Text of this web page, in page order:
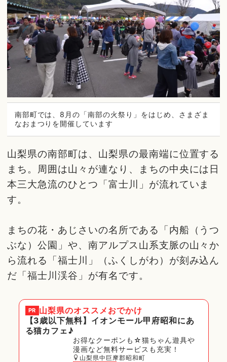
南部町では、8月の「南部の火祭り」をはじめ、さまざま
なおまつりを開催しています
山梨県の南部町は、山梨県の最南端に位置する
まち。周囲は山々が連なり、まちの中央には日
本三大急流のひとつ「富士川」が流れていま
す。
まちの花・あじさいの名所である「内船（うつ
ぶな）公園」や、南アルプス山系支脈の山々か
ら流れる「福士川」（ふくしがわ）が刻み込ん
だ「福士川渓谷」が有名です。
PR 山梨県のオススメおでかけ
【3歳以下無料】イオンモール甲府昭和にあ
る猫カフェ♪
お得なクーポンも☆猫ちゃん遊具や
漫画など無料サービスも充実！
山梨県中巨摩郡昭和町